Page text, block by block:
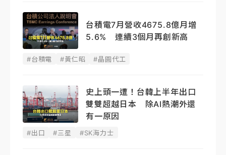
台積電7月營收4675.8億月增
5.6% 連續3個月再創新高
#台積電 #黃仁昭 #晶圓代工
史上頭一遭！台韓上半年出口
雙雙超越日本 除AI熱潮外還
有一原因
#出口 #三星 #SK海力士